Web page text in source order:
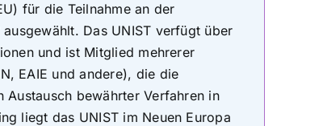
für die Teilnahme an der
Das UNIST verfügt über
und ist Mitglied mehrerer
EAIE und andere), die die
bewährter Verfahren in
liegt das UNIST im Neuen Europa